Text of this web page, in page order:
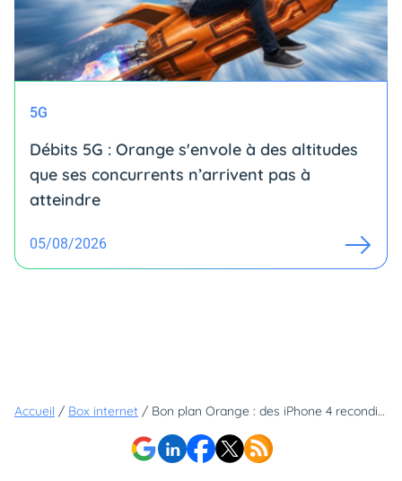
5G
Débits 5G : Orange s'envole à des altitudes
que ses concurrents n’arrivent pas à
atteindre
05/08/2026
Accueil / Box internet / Bon plan Orange : des iPhone 4 reconditionnés à 119 euros